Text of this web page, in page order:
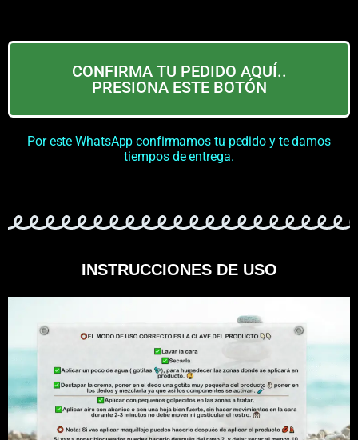
CONFIRMA TU PEDIDO AQUÍ..
PRESIONA ESTE BOTÓN
Por este WhatsApp confirmamos tu pedido y te damos
tiempos de entrega.
INSTRUCCIONES DE USO